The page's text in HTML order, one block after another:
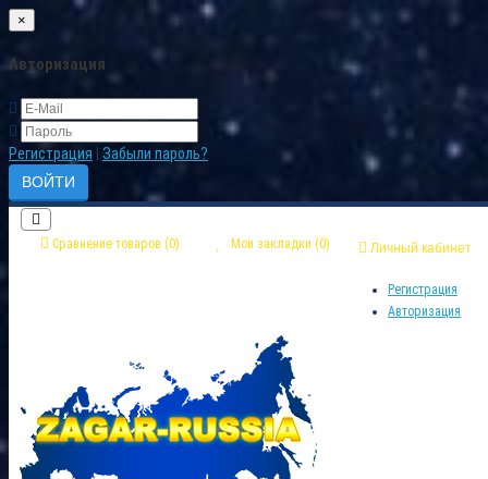
×
Авторизация
Регистрация Забыли пароль?
Личный кабинет
Регистрация
Авторизация
Мои закладки (0)
Сравнение товаров (0)